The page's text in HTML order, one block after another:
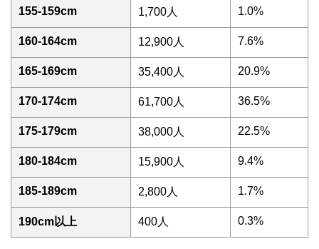
155-159cm
1,700人 1.0%
160-164cm 12,900人 7.6%
165-169cm 35,400人 20.9%
170-174cm 61,700人 36.5%
175-179cm 38,000人 22.5%
180-184cm 15,900人 9.4%
185-189cm 2,800人 1.7%
190cm以上 400人 0.3%